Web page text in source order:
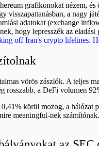
grafikonokat nézem,
visszapattanásban, a nagy
adatokat (exchange
hogy lepresszék az
off Iran's crypto lifelines.
vörös zászlók. A teljes
rosszabb, a DeFi volumen
körül mozog, a hálózat
meaningful-nek